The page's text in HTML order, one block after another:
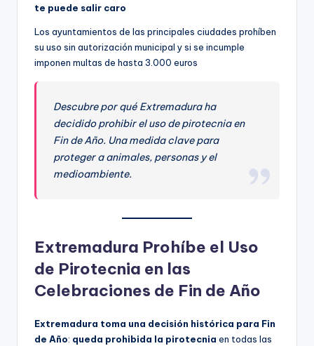
te puede salir caro
Los ayuntamientos de las principales ciudades prohíben
su uso sin autorización municipal y si se incumple
imponen multas de hasta 3.000 euros
Descubre por qué Extremadura ha
decidido prohibir el uso de pirotecnia en
Fin de Año. Una medida clave para
proteger a animales, personas y el
medioambiente.
Extremadura Prohíbe el Uso
de Pirotecnia en las
Celebraciones de Fin de Año
Extremadura toma una decisión histórica para Fin
de Año: queda prohibida la pirotecnia en todas las